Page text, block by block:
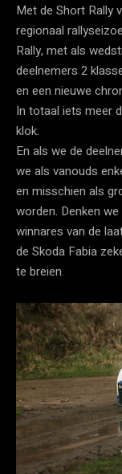
Met de Short Rally
regionaal
Rally, met als
deelnemers 2
en een nieuwe
In totaal iets meer
klok.
En als we de
we als vanouds
en misschien als
worden. Denken
winnares van de
de Skoda Fabia
te breien.